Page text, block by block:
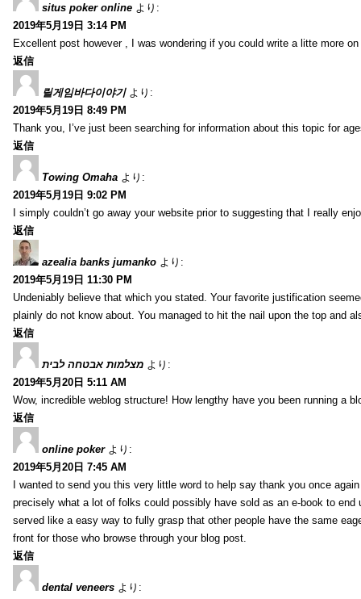
situs poker online より:
2019年5月19日 3:14 PM
Excellent post however , I was wondering if you could write a litte more
返信
릴게임바다이야기 より:
2019年5月19日 8:49 PM
Thank you, I’ve just been searching for information about this topic for
返信
Towing Omaha より:
2019年5月19日 9:02 PM
I simply couldn’t go away your website prior to suggesting that I really
返信
azealia banks jumanko より:
2019年5月19日 11:30 PM
Undeniably believe that which you stated. Your favorite justification
plainly do not know about. You managed to hit the nail upon the top and
返信
מצלמות אבטחה לבית より:
2019年5月20日 5:11 AM
Wow, incredible weblog structure! How lengthy have you been running a
返信
online poker より:
2019年5月20日 7:45 AM
I wanted to send you this very little word to help say thank you once
precisely what a lot of folks could possibly have sold as an e-book to
served like a easy way to fully grasp that other people have the same
front for those who browse through your blog post.
返信
dental veneers より: